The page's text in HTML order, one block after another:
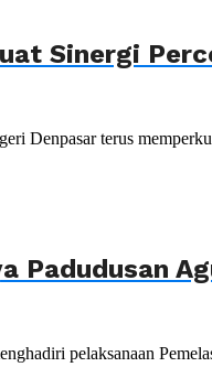
Sinergi
Denpasar terus
pelaksanaan